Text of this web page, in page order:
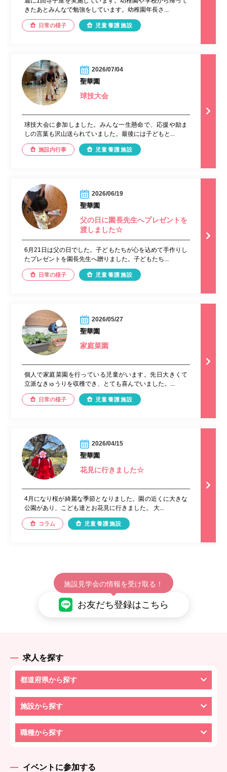
きたあとみんなで勉強をしています。幼稚園年長さ...
日常の様子 児童養護施設
2026/07/04
聖華園
球技大会
球技大会に参加しました。みんな一生懸命で、応援や励ま
しの言葉も沢山送られていました。最後には子どもと...
施設内行事 児童養護施設
2026/06/19
聖華園
父の日に園長先生へプレゼントを
渡しました☆
6月21日は父の日でした。子どもたちが心を込めて手作りし
たプレゼントを園長先生へ贈りました。子どもたち...
日常の様子 児童養護施設
2026/05/27
聖華園
家庭菜園
個人で家庭菜園を行っている児童がいます。先日大きくて
立派なきゅうりを収穫でき、とても喜んでいました。...
日常の様子 児童養護施設
2026/04/15
聖華園
花見に行きました☆
4月になり桜が綺麗な季節となりました。園の近くに大きな
公園があり、こども達とお花見に行きました。 大...
コラム 児童養護施設
施設見学会の情報を受け取る！
お友だち登録はこちら
求人を探す
都道府県から探す
施設から探す
職種から探す
イベントに参加する